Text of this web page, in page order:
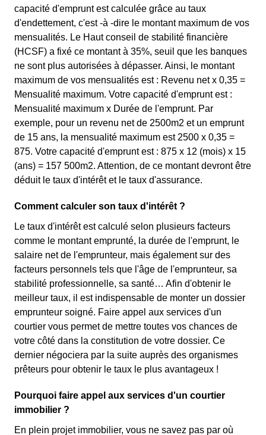
capacité d'emprunt est calculée grâce au taux
d'endettement, c'est -à -dire le montant maximum de vos
mensualités. Le Haut conseil de stabilité financière
(HCSF) a fixé ce montant à 35%, seuil que les banques
ne sont plus autorisées à dépasser. Ainsi, le montant
maximum de vos mensualités est : Revenu net x 0,35 =
Mensualité maximum. Votre capacité d'emprunt est :
Mensualité maximum x Durée de l'emprunt. Par
exemple, pour un revenu net de 2500m2 et un emprunt
de 15 ans, la mensualité maximum est 2500 x 0,35 =
875. Votre capacité d'emprunt est : 875 x 12 (mois) x 15
(ans) = 157 500m2. Attention, de ce montant devront être
déduit le taux d'intérêt et le taux d'assurance.
Comment calculer son taux d'intérêt ?
Le taux d'intérêt est calculé selon plusieurs facteurs
comme le montant emprunté, la durée de l'emprunt, le
salaire net de l'emprunteur, mais également sur des
facteurs personnels tels que l'âge de l'emprunteur, sa
stabilité professionnelle, sa santé… Afin d'obtenir le
meilleur taux, il est indispensable de monter un dossier
emprunteur soigné. Faire appel aux services d'un
courtier vous permet de mettre toutes vos chances de
votre côté dans la constitution de votre dossier. Ce
dernier négociera par la suite auprès des organismes
prêteurs pour obtenir le taux le plus avantageux !
Pourquoi faire appel aux services d'un courtier
immobilier ?
En plein projet immobilier, vous ne savez pas par où